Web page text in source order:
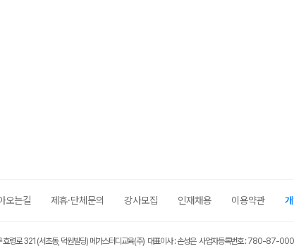
오는길 제휴·단체문의 강사모집 인재채용 이용약관
령로 321 (서초동, 덕원빌딩) 메가스터디교육(주) 대표이사 : 손성은 사업자등록번호 : 780-87-